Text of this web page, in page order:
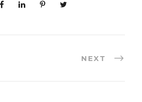
NEXT